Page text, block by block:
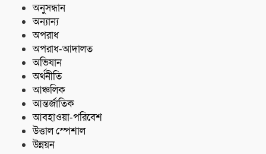
অনুসন্ধান
অন্যান্য
অপরাধ
অপরাধ-আদালত
অভিযান
অর্থনীতি
আঞ্চলিক
আন্তর্জাতিক
আবহাওয়া-পরিবেশ
উত্তাল স্পেশাল
উন্নয়ন